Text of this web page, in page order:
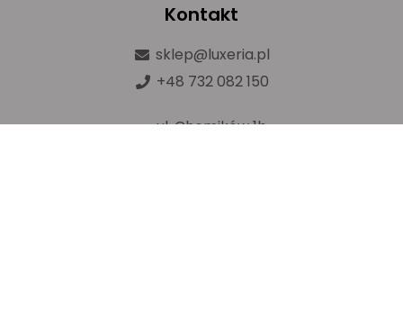
Kontakt
sklep@luxeria.pl
+48 732 082 150
ul. Chemików 1b,